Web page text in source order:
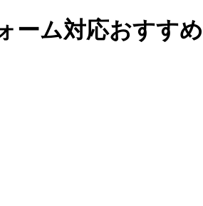
ーム対応おすす